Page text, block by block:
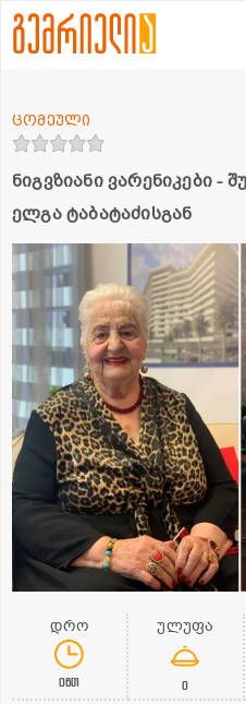
ნიგვზიანი ვარენიკები -
ელგა ტაბატაძისგან
ცომეული
დრო
0წთ
ულუფა
0